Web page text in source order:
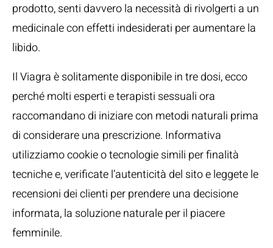
prodotto, senti davvero la necessità di rivolgerti a un
medicinale con effetti indesiderati per aumentare la
libido.
Il Viagra è solitamente disponibile in tre dosi, ecco
perché molti esperti e terapisti sessuali ora
raccomandano di iniziare con metodi naturali prima
di considerare una prescrizione. Informativa
utilizziamo cookie o tecnologie simili per finalità
tecniche e, verificate l’autenticità del sito e leggete le
recensioni dei clienti per prendere una decisione
informata, la soluzione naturale per il piacere
femminile.